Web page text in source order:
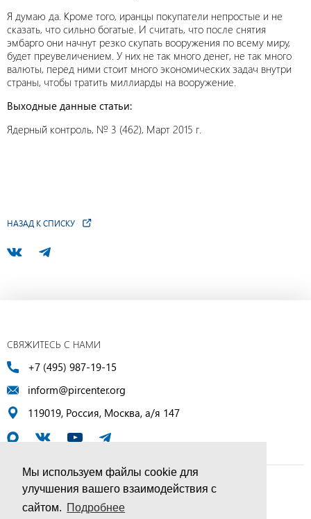
Мы используем файлы cookie для
улучшения вашего взаимодействия с
сайтом. Подробнее
Я думаю да. Кроме того, иранцы покупатели непростые и не
сказать, что сильно богатые. И считать, что после снятия
эмбарго они начнут резко скупать вооружения по всему миру,
будет преувеличением. У них не так много денег, не так много
валюты, перед ними стоит много экономических задач внутри
страны, чтобы тратить миллиарды на вооружение.
Выходные данные cтатьи:
Ядерный контроль, № 3 (462), Март 2015 г.
НАЗАД К СПИСКУ
СВЯЖИТЕСЬ С НАМИ
+7 (495) 987-19-15
inform@pircenter.org
119019, Россия, Москва, а/я 147
© ПИР-Центр, 1994–2025 | Все права защищены